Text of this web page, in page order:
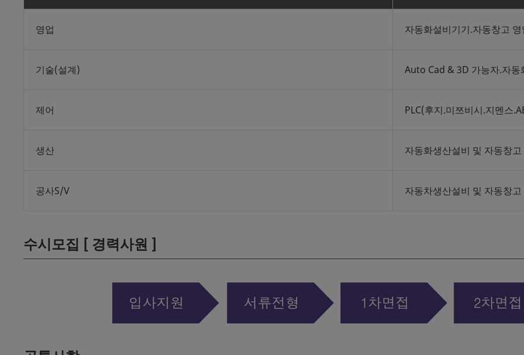
영업 자동화설비기기.자동창고
기술(설계) Auto Cad & 3D 가능자.자동
제어 PLC(후지.미쯔비시.지멘스
생산 자동화생산설비 및 자동창
공사S/V 자동차생산설비 및 자동창
수시모집 [ 경력사원 ]